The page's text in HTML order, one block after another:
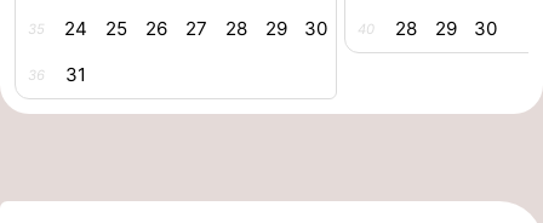
Forum
Route
Parkeren
Reisboekenwinkel
35 24 25 26 27 28 29 30
36 31
40 28 29 30